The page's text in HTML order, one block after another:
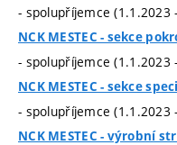
- spolupříjemce (1.1.2023
NCK MESTEC - sekce
- spolupříjemce (1.1.2023
NCK MESTEC - sekce
- spolupříjemce (1.1.2023
NCK MESTEC - výrobní